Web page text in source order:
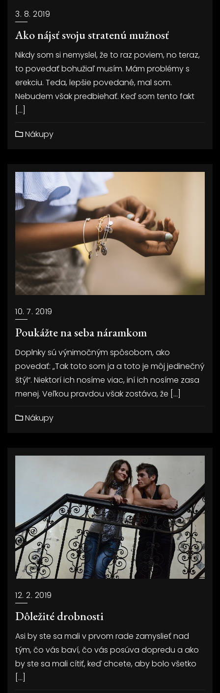
3. 8. 2019
Ako nájsť svoju stratenú mužnosť
Nikdy som si nemyslel, že to raz poviem, no teraz,
to povedať bohužiaľ musím. Mám problémy s
erekciu. Teda, lepšie povedané, mal som.
Nebudem však predbiehať. Keď som tento fakt
[…]
Nákupy
10. 7. 2019
Poukážte na seba náramkom
Doplnky sú výnimočným spôsobom, ako
povedať: „Tak toto som ja a toto je môj jedinečný
štýl“. Niektorí ich nosíme viac, iní ich nosíme zasa
menej. Veľkou pravdou však zostáva, že […]
Nákupy
12. 2. 2019
Dôležité drobnosti
Asi by ste sa mali v prvom rade zamyslieť nad
tým, čo vás baví, čo vás posúva dopredu a ako
by ste sa mali cítiť, keď chcete, aby bolo všetko
[…]